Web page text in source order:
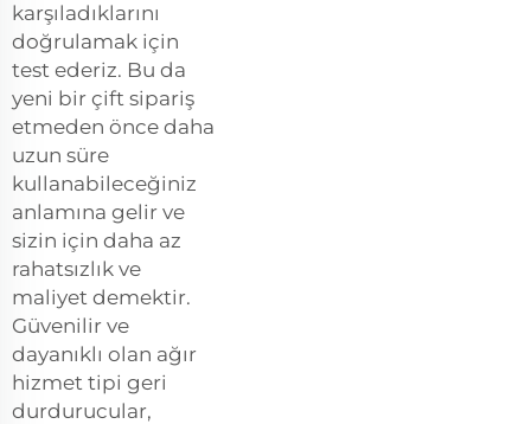
karşıladıklarını
doğrulamak için
test ederiz. Bu da
yeni bir çift sipariş
etmeden önce daha
uzun süre
kullanabileceğiniz
anlamına gelir ve
sizin için daha az
rahatsızlık ve
maliyet demektir.
Güvenilir ve
dayanıklı olan ağır
hizmet tipi geri
durdurucular,